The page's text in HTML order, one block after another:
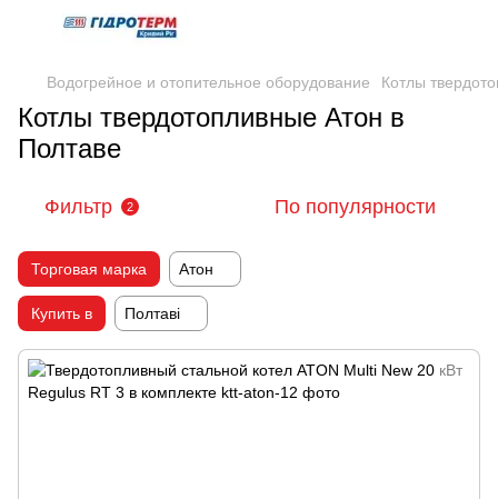
Водогрейное и отопительное оборудование Котлы
Котлы твердотопливные Атон в
Полтаве
Фильтр 2 По популярности
Торговая марка Атон
Купить в Полтаві